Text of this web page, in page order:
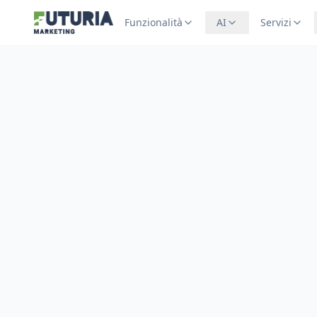
Funzionalità AI Servizi